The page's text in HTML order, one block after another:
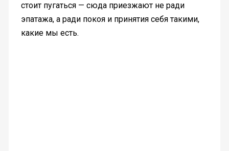
стоит пугаться — сюда приезжают не ради
эпатажа, а ради покоя и принятия себя такими,
какие мы есть.